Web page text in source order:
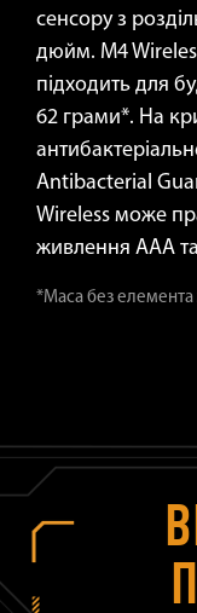
сенсору з
дюйм. M4
підходить для
62 грами*. На
Antibacterial
Wireless може
живлення ААА
*Маса без елемента